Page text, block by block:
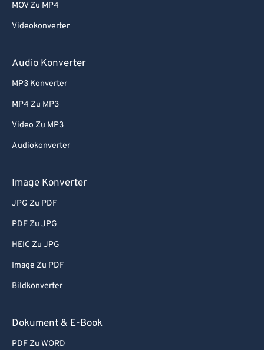
MOV Zu MP4
Videokonverter
Audio Konverter
MP3 Konverter
MP4 Zu MP3
Video Zu MP3
Audiokonverter
Image Konverter
JPG Zu PDF
PDF Zu JPG
HEIC Zu JPG
Image Zu PDF
Bildkonverter
Dokument & E-Book
PDF Zu WORD